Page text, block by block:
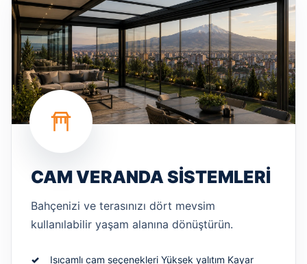
CAM VERANDA SISTEMLERI
Bahçenizi ve terasınızı dört mevsim
kullanılabilir yaşam alanına dönüştürün.
Isıcamlı cam seçenekleri Yüksek yalıtım Kayar